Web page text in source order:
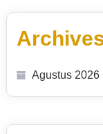
Agustus 2026